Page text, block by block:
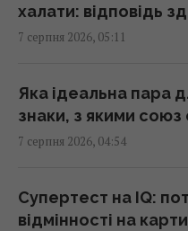
У чому полягає
03:28 п'ятниця, 07 серпня 2026
В Генштабі ЗСУ
допомоги
02:52 п'ятниця, 07 серпня 2026
халати: відповідь
7 серпня 2026, 05:11
Яка ідеальна пара
знаки, з якими
7 серпня 2026, 04:54
Супертест на IQ:
відмінності на